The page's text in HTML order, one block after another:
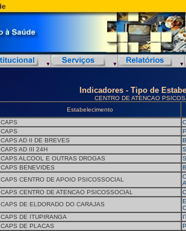
Indicadores - Tipo de
CENTRO DE ATENCAO
Estabelecimento
CAPS
CAPS
CAPS AD II DE BREVES
CAPS AD III 24H
CAPS ALCOOL E OUTRAS DROGAS
CAPS BENEVIDES
CAPS CENTRO DE APOIO PSICOSSOCIAL
CAPS CENTRO DE ATENCAO PSICOSSOCIAL
CAPS DE ELDORADO DO CARAJAS
CAPS DE ITUPIRANGA
CAPS DE PLACAS